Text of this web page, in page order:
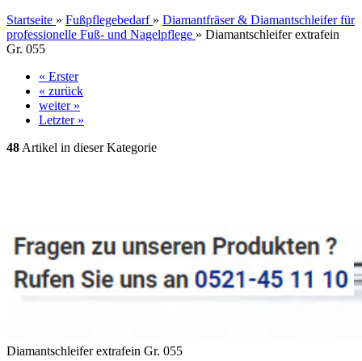
Startseite » Fußpflegebedarf » Diamantfräser & Diamantschleifer für
professionelle Fuß- und Nagelpflege » Diamantschleifer extrafein
Gr. 055
« Erster
« zurück
weiter »
Letzter »
48 Artikel in dieser Kategorie
Diamantschleifer extrafein Gr. 055